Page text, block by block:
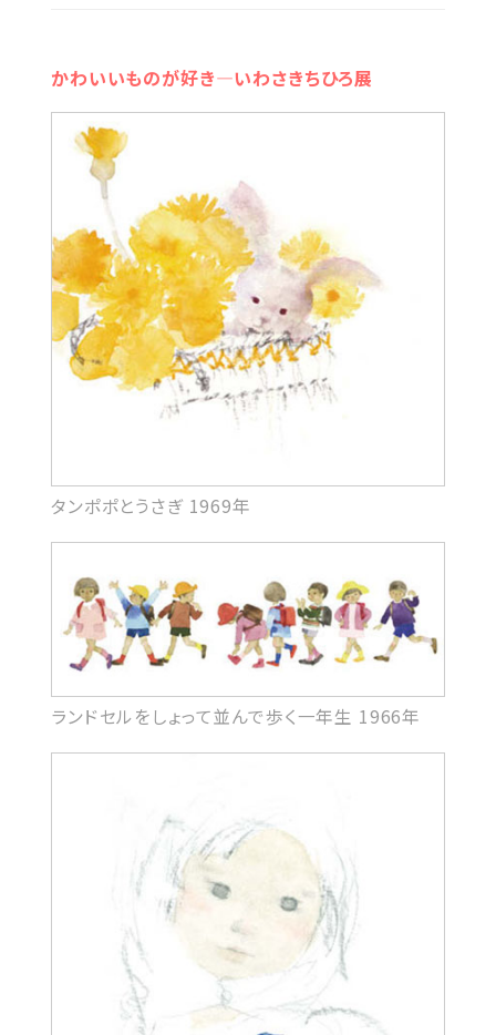
かわいいものが好き―いわさきちひろ展
タンポポとうさぎ 1969年
ランドセルをしょって並んで歩く一年生 1966年